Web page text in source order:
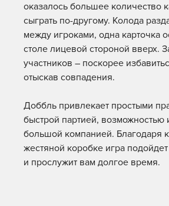
оказалось большее количество
сыграть по-другому. Колода
между игроками, одна карточка
столе лицевой стороной вверх.
участников – поскорее
отыскав совпадения.
Доббль привлекает простыми
быстрой партией, возможностью
большой компанией. Благодаря
жестяной коробке игра
и прослужит вам долгое время.